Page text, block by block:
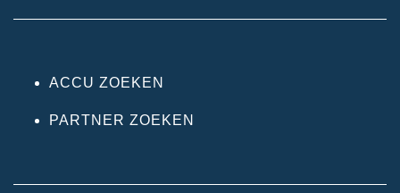
ACCU ZOEKEN
PARTNER ZOEKEN